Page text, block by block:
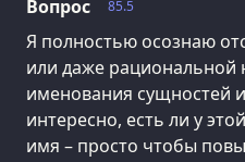
85.5
Вопрос
Я полностью осознаю
или даже рациональной
именования сущностей
интересно, есть ли у
имя – просто чтобы